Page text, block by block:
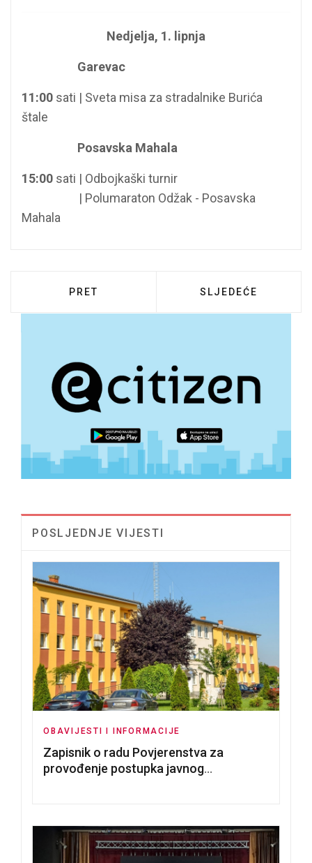
Nedjelja, 1. lipnja
Garevac
11:00 sati | Sveta misa za stradalnike Burića
štale
Posavska Mahala
15:00 sati | Odbojkaški turnir
| Polumaraton Odžak - Posavska
Mahala
PRETHODNI ČLANAK: SASTANAK S PROF.
PRET SLJEDEĆI ČLANAK:
SLJEDEĆE
POSLJEDNJE VIJESTI
OBAVIJESTI I INFORMACIJE
Zapisnik o radu Povjerenstva za
provođenje postupka javnog